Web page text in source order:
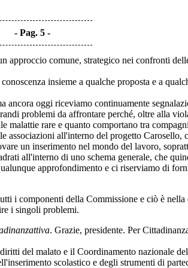
Pag. 5
comune, strategico nei confronti
insieme a qualche proposta e a
oggi riceviamo continuamente
problemi da affrontare perché, oltre alla
rare e quanto comportano tra
all'interno del progetto Carosello,
un inserimento nel mondo del lavoro,
all'interno di uno schema generale, che
approfondimento e ci riserviamo di
i componenti della Commissione e ciò è
i singoli problemi.
. Grazie, presidente. Per
del malato e il Coordinamento nazionale
scolastico e degli strumenti di